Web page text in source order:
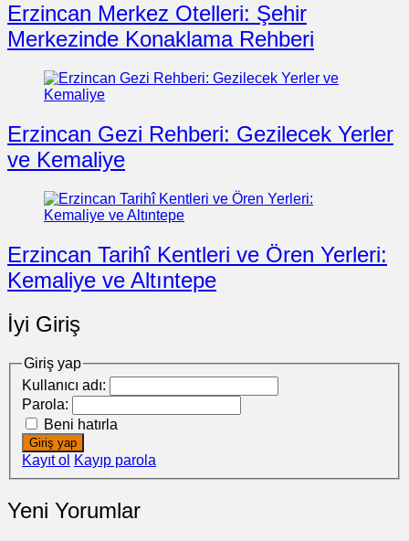
Erzincan Merkez Otelleri: Şehir
Merkezinde Konaklama Rehberi
Erzincan Gezi Rehberi: Gezilecek Yerler
ve Kemaliye
Erzincan Tarihî Kentleri ve Ören Yerleri:
Kemaliye ve Altıntepe
İyi Giriş
Giriş yap
Kullanıcı adı:
Parola:
Beni hatırla
Giriş yap
Kayıt ol Kayıp parola
Yeni Yorumlar